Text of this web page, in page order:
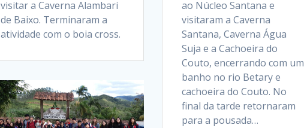
visitar a Caverna Alambari
de Baixo. Terminaram a
atividade com o boia cross.
ao Núcleo Santana e
visitaram a Caverna
Santana, Caverna Água
Suja e a Cachoeira do
Couto, encerrando com um
banho no rio Betary e
cachoeira do Couto. No
final da tarde retornaram
para a pousada…